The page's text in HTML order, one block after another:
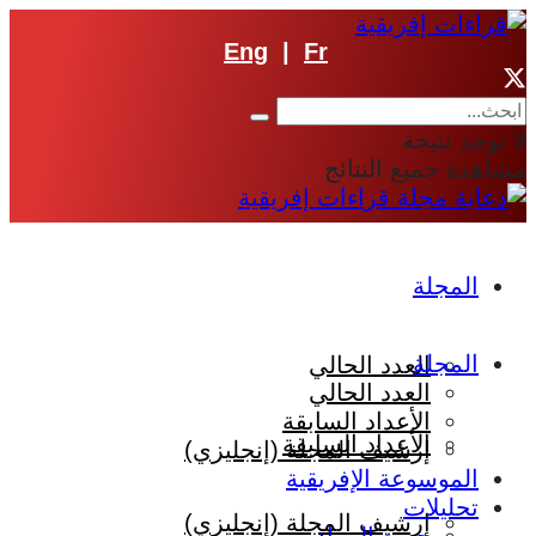
Eng Fr
لا توجد نتيجة
مشاهدة جميع النتائج
المجلة
العدد الحالي
الأعداد السابقة
إرشيف المجلة (إنجليزي)
المجلة
العدد الحالي
الأعداد السابقة
إرشيف المجلة (إنجليزي)
الموسوعة الإفريقية
تحليلات